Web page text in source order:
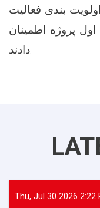
بندی فعالیت
پروژه اطمینان
دادند.
Thu, Jul 30 2026 2:22